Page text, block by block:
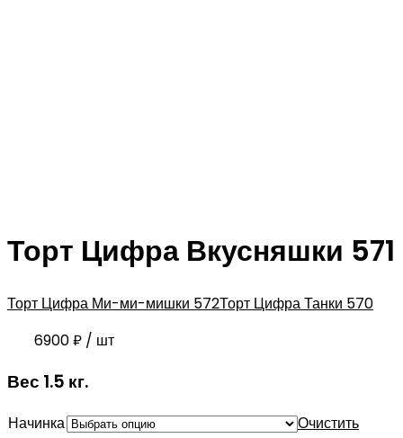
Торт Цифра Вкусняшки 571
Торт Цифра Ми-ми-мишки 572Торт Цифра Танки 570
6900₽ / шт
Вес 1.5 кг.
Начинка Очистить